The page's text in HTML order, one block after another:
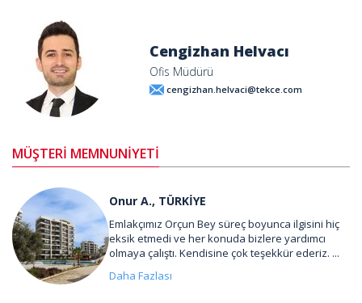
Cengizhan Helvacı
Ofis Müdürü
cengizhan.helvaci@tekce.com
MÜŞTERİ MEMNUNİYETİ
Onur A., TÜRKİYE
Emlakçımız Orçun Bey süreç boyunca ilgisini hiç
eksik etmedi ve her konuda bizlere yardımcı
olmaya çalıştı. Kendisine çok teşekkür ederiz. ...
Daha Fazlası